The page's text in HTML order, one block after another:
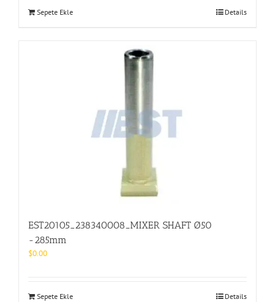
Sepete Ekle Details
EST20105_238340008_MIXER SHAFT Ø50
-285mm
$0.00
Sepete Ekle Details